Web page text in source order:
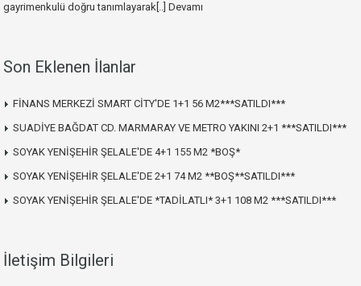
gayrimenkulü doğru tanımlayarak[..] Devamı
Son Eklenen İlanlar
FİNANS MERKEZİ SMART CİTY'DE 1+1 56 M2***SATILDI***
SUADİYE BAĞDAT CD. MARMARAY VE METRO YAKINI 2+1 ***SATILDI***
SOYAK YENİŞEHİR ŞELALE'DE 4+1 155 M2 *BOŞ*
SOYAK YENİŞEHİR ŞELALE'DE 2+1 74 M2 **BOŞ**SATILDI***
SOYAK YENİŞEHİR ŞELALE'DE *TADİLATLI* 3+1 108 M2 ***SATILDI***
İletişim Bilgileri